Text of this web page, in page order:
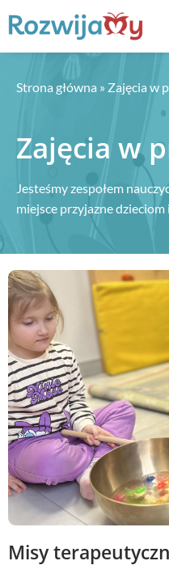
Strona główna » Zajęcia w
Zajęcia w
Jesteśmy zespołem
miejsce przyjazne dzieciom
Misy